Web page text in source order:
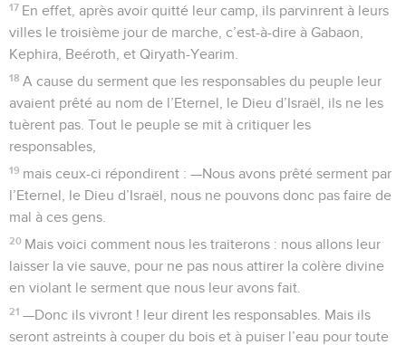
17 En effet, après avoir quitté leur camp, ils parvinrent à leurs
villes le troisième jour de marche, c’est-à-dire à Gabaon,
Kephira, Beéroth, et Qiryath-Yearim.
18 A cause du serment que les responsables du peuple leur
avaient prêté au nom de l’Eternel, le Dieu d’Israël, ils ne les
tuèrent pas. Tout le peuple se mit à critiquer les
responsables,
19 mais ceux-ci répondirent : —Nous avons prêté serment par
l’Eternel, le Dieu d’Israël, nous ne pouvons donc pas faire de
mal à ces gens.
20 Mais voici comment nous les traiterons : nous allons leur
laisser la vie sauve, pour ne pas nous attirer la colère divine
en violant le serment que nous leur avons fait.
21 —Donc ils vivront ! leur dirent les responsables. Mais ils
seront astreints à couper du bois et à puiser l’eau pour toute